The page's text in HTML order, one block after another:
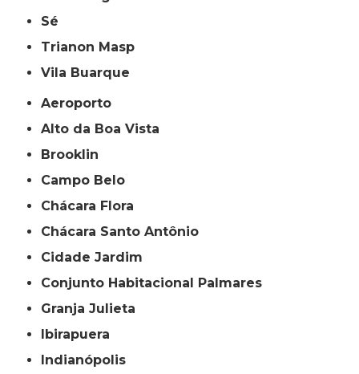
Sé
Trianon Masp
Vila Buarque
Aeroporto
Alto da Boa Vista
Brooklin
Campo Belo
Chácara Flora
Chácara Santo Antônio
Cidade Jardim
Conjunto Habitacional Palmares
Granja Julieta
Ibirapuera
Indianópolis